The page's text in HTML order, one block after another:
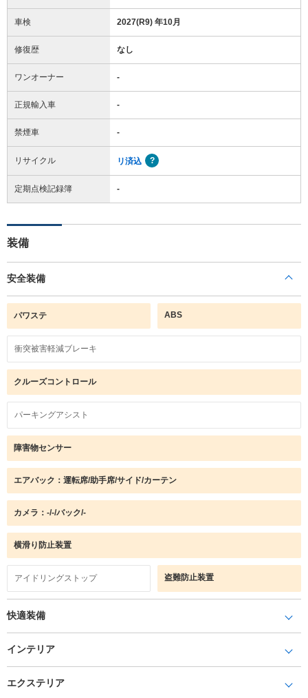
車検 2027(R9) 年10月
修復歴 なし
ワンオーナー -
正規輸入車 -
禁煙車 -
リサイクル リ済込
定期点検記録簿 -
装備
安全装備
パワステ ABS
衝突被害軽減ブレーキ
クルーズコントロール
パーキングアシスト
障害物センサー
エアバック：運転席/助手席/サイド/カーテン
カメラ：-/-/バック/-
横滑り防止装置
アイドリングストップ 盗難防止装置
快適装備
インテリア
エクステリア